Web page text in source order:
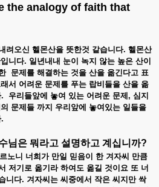
the analogy of faith that
려오신 헬몬산을 뜻한것 같습니다. 헬몬산
니다. 일년내내 눈이 녹지 않는 높은 산이
문제를 해결하는 것을 산을 옮긴다고 표
서 어려운 문제를 푸는 랍비들을 산을 옮
우리들앞에 놓여 있는 어려운 문제, 심지
문제들 까지 우리앞에 놓여있는 일들을
님은 뭐라고 설명하고 계십니까?
노니 너희가 만일 믿음이 한 겨자씨 만큼
저기로 옮기라 하여도 옮길 것이요 또 너
니다. 겨자씨는 씨중에서 작은 씨지만 싹